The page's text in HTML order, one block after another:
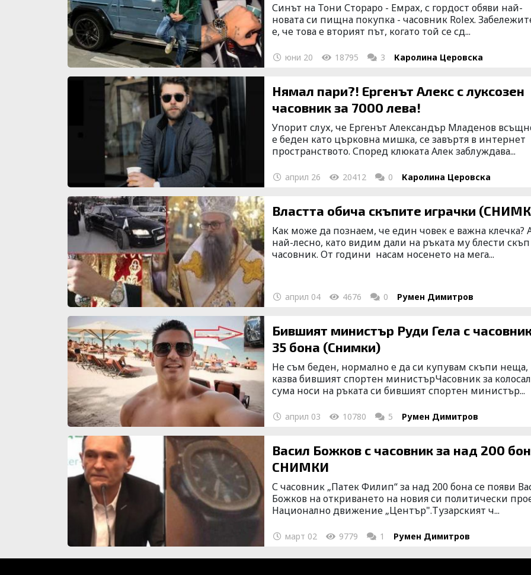
Синът на Тони Стораро - Емрах, с гордост обяви най-
новата си пищна покупка - часовник Rolex.
е, че това е вторият път, когато той се сд...
юни 20 18795 3 Каролина Церовска
Нямал пари?! Ергенът Алекс с луксозен
часовник за 7000 лева!
Упорит слух, че Ергенът Александър Младенов
е беден като църковна мишка, се завъртя в интернет
пространството. Според клюката Алек заблуждава...
април 26 20412 0 Каролина Церовска
Властта обича скъпите играчки
Как може да познаем, че един човек е важна клечка?
най-лесно, като видим дали на ръката му блести скъп
часовник. От години насам носенето на мега...
април 04 4676 0 Румен Димитров
Бившият министър Руди Гела с
35 бона (Снимки)
Не съм беден, нормално е да си купувам скъпи неща,
казва бившият спортен министърЧасовник за
сума носи на ръката си бившият спортен министър...
април 03 10780 5 Румен Димитров
Васил Божков с часовник за над 200
СНИМКИ
С часовник „Патек Филип“ за над 200 бона се появи
Божков на откриването на новия си политически
Национално движение „Център".Тузарският ч...
март 02 9779 1 Румен Димитров